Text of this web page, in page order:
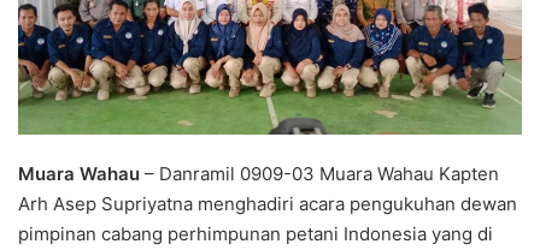
Muara Wahau – Danramil 0909-03 Muara Wahau Kapten
Arh Asep Supriyatna menghadiri acara pengukuhan dewan
pimpinan cabang perhimpunan petani Indonesia yang di